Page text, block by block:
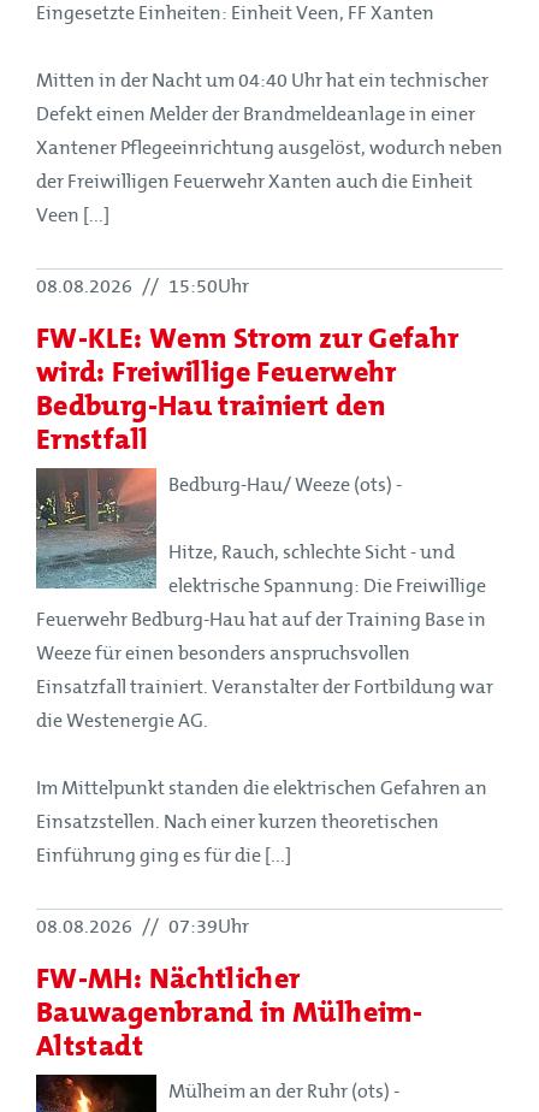
Eingesetzte Einheiten: Einheit Veen, FF Xanten
Mitten in der Nacht um 04:40 Uhr hat ein technischer
Defekt einen Melder der Brandmeldeanlage in einer
Xantener Pflegeeinrichtung ausgelöst, wodurch neben
der Freiwilligen Feuerwehr Xanten auch die Einheit
Veen [...]
08.08.2026 // 15:50Uhr
FW-KLE: Wenn Strom zur Gefahr
wird: Freiwillige Feuerwehr
Bedburg-Hau trainiert den
Ernstfall
Bedburg-Hau/ Weeze (ots) -
Hitze, Rauch, schlechte Sicht - und
elektrische Spannung: Die Freiwillige
Feuerwehr Bedburg-Hau hat auf der Training Base in
Weeze für einen besonders anspruchsvollen
Einsatzfall trainiert. Veranstalter der Fortbildung war
die Westenergie AG.
Im Mittelpunkt standen die elektrischen Gefahren an
Einsatzstellen. Nach einer kurzen theoretischen
Einführung ging es für die [...]
08.08.2026 // 07:39Uhr
FW-MH: Nächtlicher
Bauwagenbrand in Mülheim-
Altstadt
Mülheim an der Ruhr (ots) -